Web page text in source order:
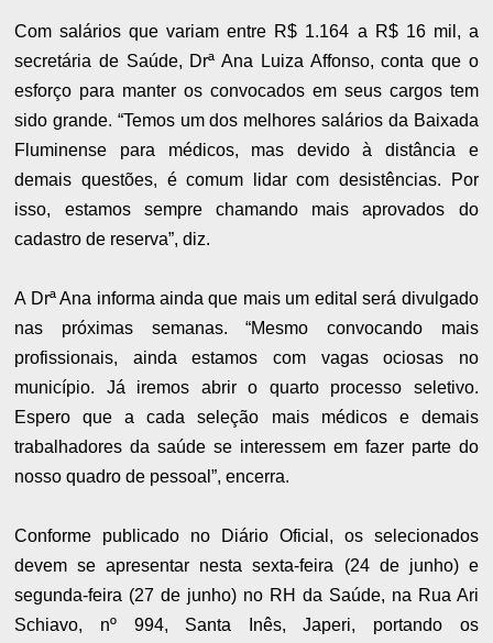
Com salários que variam entre R$ 1.164 a R$ 16 mil, a
secretária de Saúde, Drª Ana Luiza Affonso, conta que o
esforço para manter os convocados em seus cargos tem
sido grande. “Temos um dos melhores salários da Baixada
Fluminense para médicos, mas devido à distância e
demais questões, é comum lidar com desistências. Por
isso, estamos sempre chamando mais aprovados do
cadastro de reserva”, diz.
A Drª Ana informa ainda que mais um edital será divulgado
nas próximas semanas. “Mesmo convocando mais
profissionais, ainda estamos com vagas ociosas no
município. Já iremos abrir o quarto processo seletivo.
Espero que a cada seleção mais médicos e demais
trabalhadores da saúde se interessem em fazer parte do
nosso quadro de pessoal”, encerra.
Conforme publicado no Diário Oficial, os selecionados
devem se apresentar nesta sexta-feira (24 de junho) e
segunda-feira (27 de junho) no RH da Saúde, na Rua Ari
Schiavo, nº 994, Santa Inês, Japeri, portando os